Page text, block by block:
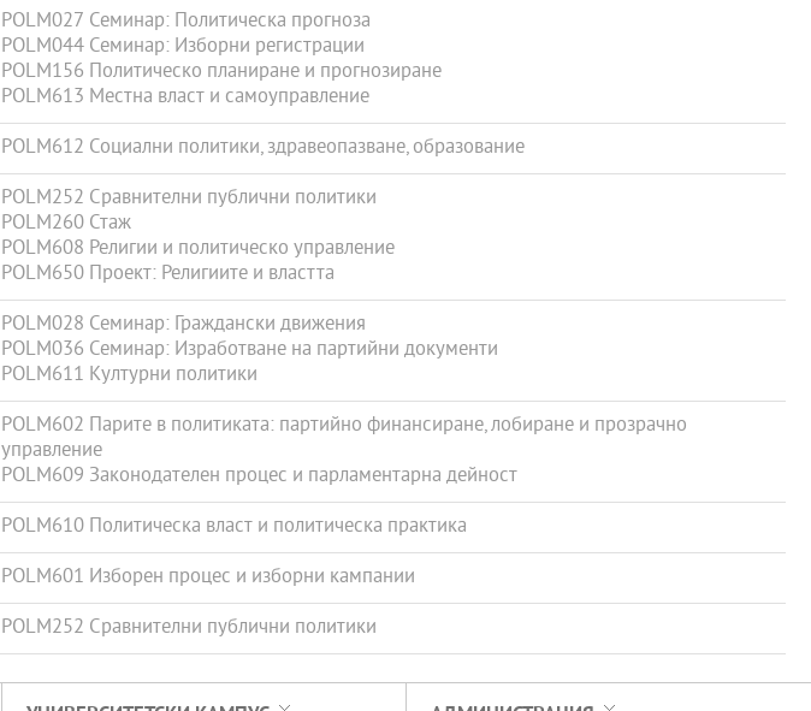
POLM027 Семинар: Политическа прогноза
POLM044 Семинар: Изборни регистрации
POLM156 Политическо планиране и прогнозиране
POLM613 Местна власт и самоуправление
POLM612 Социални политики, здравеопазване, образование
POLM252 Сравнителни публични политики
POLM260 Стаж
POLM608 Религии и политическо управление
POLM650 Проект: Религиите и властта
POLM028 Семинар: Граждански движения
POLM036 Семинар: Изработване на партийни документи
POLM611 Културни политики
POLM602 Парите в политиката: партийно финансиране, лобиране и прозрачно
управление
POLM609 Законодателен процес и парламентарна дейност
POLM610 Политическа власт и политическа практика
POLM601 Изборен процес и изборни кампании
POLM252 Сравнителни публични политики